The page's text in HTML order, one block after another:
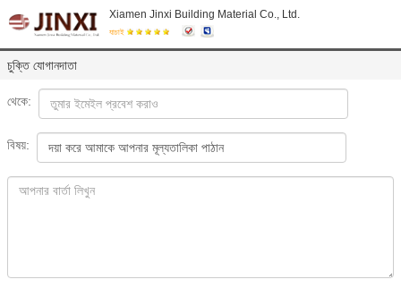
Xiamen Jinxi Building Material Co., Ltd.
যাচাই
চুক্তি যোগানদাতা
থেকে:
বিষয়: